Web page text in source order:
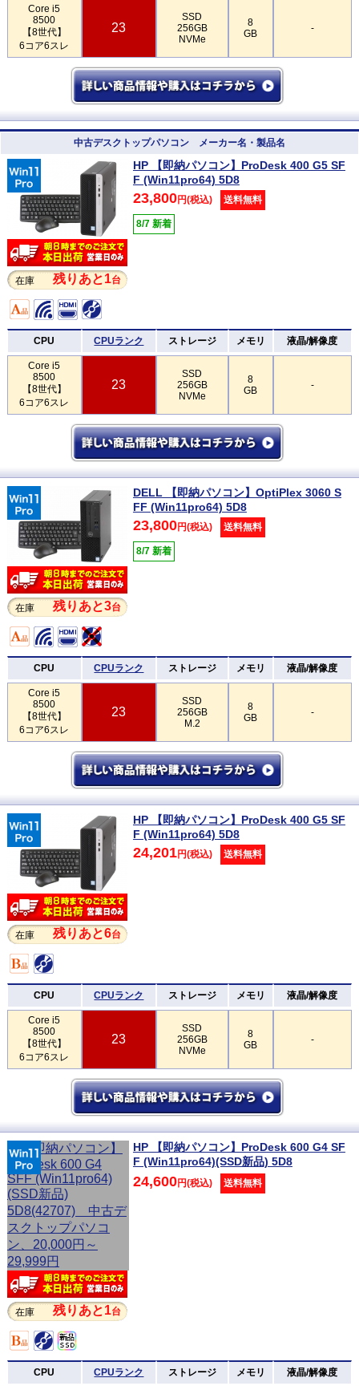
Core i5
8500
【8世代】
6コア6スレ
23
SSD
256GB
NVMe
8
GB
-
中古デスクトップパソコン メーカー名・製品名
在庫 残りあと1台
HP 【即納パソコン】ProDesk 400 G5 SF
F (Win11pro64) 5D8
23,800円(税込) 送料無料
8/7 新着
CPU CPUランク ストレージ メモリ 液晶/解像度
Core i5
8500
【8世代】
6コア6スレ
23
SSD
256GB
NVMe
8
GB
-
在庫 残りあと3台
DELL 【即納パソコン】OptiPlex 3060 S
FF (Win11pro64) 5D8
23,800円(税込) 送料無料
8/7 新着
CPU CPUランク ストレージ メモリ 液晶/解像度
Core i5
8500
【8世代】
6コア6スレ
23
SSD
256GB
M.2
8
GB
-
在庫 残りあと6台
HP 【即納パソコン】ProDesk 400 G5 SF
F (Win11pro64) 5D8
24,201円(税込) 送料無料
CPU CPUランク ストレージ メモリ 液晶/解像度
Core i5
8500
【8世代】
6コア6スレ
23
SSD
256GB
NVMe
8
GB
-
在庫 残りあと1台
HP 【即納パソコン】ProDesk 600 G4 SF
F (Win11pro64)(SSD新品) 5D8
24,600円(税込) 送料無料
CPU CPUランク ストレージ メモリ 液晶/解像度